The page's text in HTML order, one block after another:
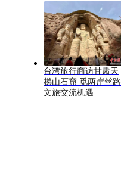
台湾旅行商访甘肃天
梯山石窟 觅两岸丝路
文旅交流机遇